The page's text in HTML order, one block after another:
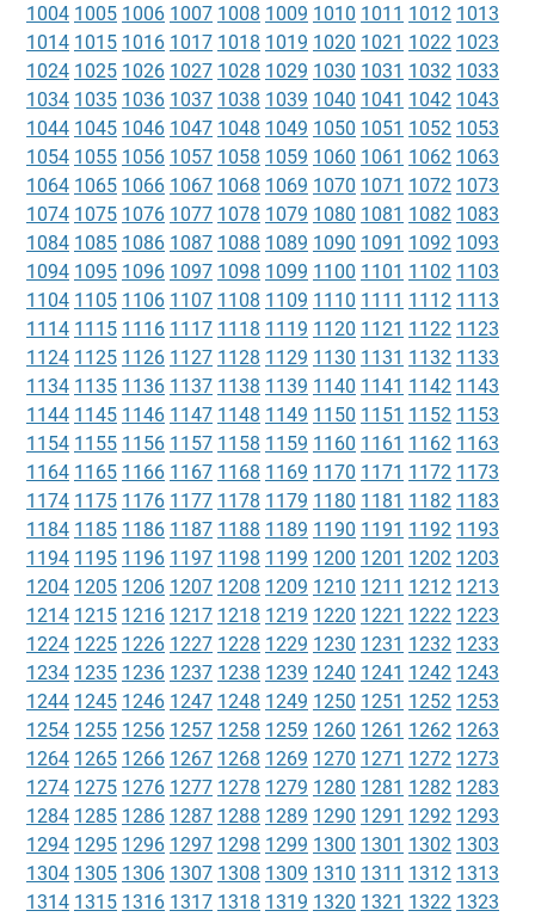
1004 1005 1006 1007 1008 1009 1010 1011 1012 1013
1014 1015 1016 1017 1018 1019 1020 1021 1022 1023
1024 1025 1026 1027 1028 1029 1030 1031 1032 1033
1034 1035 1036 1037 1038 1039 1040 1041 1042 1043
1044 1045 1046 1047 1048 1049 1050 1051 1052 1053
1054 1055 1056 1057 1058 1059 1060 1061 1062 1063
1064 1065 1066 1067 1068 1069 1070 1071 1072 1073
1074 1075 1076 1077 1078 1079 1080 1081 1082 1083
1084 1085 1086 1087 1088 1089 1090 1091 1092 1093
1094 1095 1096 1097 1098 1099 1100 1101 1102 1103
1104 1105 1106 1107 1108 1109 1110 1111 1112 1113
1114 1115 1116 1117 1118 1119 1120 1121 1122 1123
1124 1125 1126 1127 1128 1129 1130 1131 1132 1133
1134 1135 1136 1137 1138 1139 1140 1141 1142 1143
1144 1145 1146 1147 1148 1149 1150 1151 1152 1153
1154 1155 1156 1157 1158 1159 1160 1161 1162 1163
1164 1165 1166 1167 1168 1169 1170 1171 1172 1173
1174 1175 1176 1177 1178 1179 1180 1181 1182 1183
1184 1185 1186 1187 1188 1189 1190 1191 1192 1193
1194 1195 1196 1197 1198 1199 1200 1201 1202 1203
1204 1205 1206 1207 1208 1209 1210 1211 1212 1213
1214 1215 1216 1217 1218 1219 1220 1221 1222 1223
1224 1225 1226 1227 1228 1229 1230 1231 1232 1233
1234 1235 1236 1237 1238 1239 1240 1241 1242 1243
1244 1245 1246 1247 1248 1249 1250 1251 1252 1253
1254 1255 1256 1257 1258 1259 1260 1261 1262 1263
1264 1265 1266 1267 1268 1269 1270 1271 1272 1273
1274 1275 1276 1277 1278 1279 1280 1281 1282 1283
1284 1285 1286 1287 1288 1289 1290 1291 1292 1293
1294 1295 1296 1297 1298 1299 1300 1301 1302 1303
1304 1305 1306 1307 1308 1309 1310 1311 1312 1313
1314 1315 1316 1317 1318 1319 1320 1321 1322 1323